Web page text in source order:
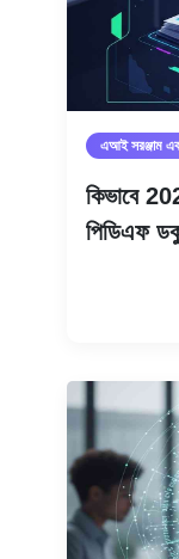
এআই সরঞ্জাম
কিভাবে
পিডিএফ